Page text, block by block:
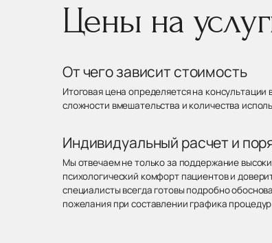
Цены на
От чего зависит стоимость
Итоговая цена определяется на
сложности вмешательства и количества
Индивидуальный расчет и
Мы отвечаем не только за поддержание
психологический комфорт пациентов и
специалисты всегда готовы подробно
пожелания при составлении графика